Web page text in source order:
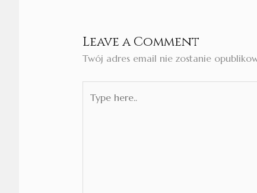
Leave a Comment
Twój adres email nie zostanie
here..